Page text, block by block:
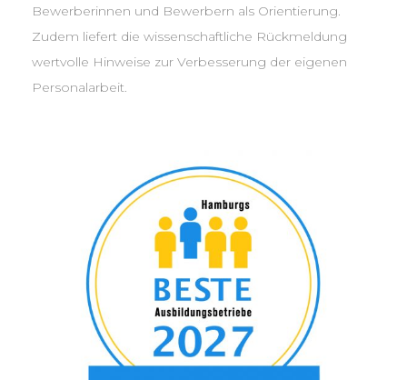
Bewerberinnen und Bewerbern als Orientierung.
Zudem liefert die wissenschaftliche Rückmeldung
wertvolle Hinweise zur Verbesserung der eigenen
Personalarbeit.